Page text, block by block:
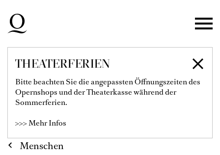
Zur Hauptnavigation springen
Zum Hauptinhalt springen
Zum Footer springen
THEATERFERIEN
Bitte beachten Sie die angepassten Öffnungszeiten des
Opernshops und der Theaterkasse während der
Sommerferien.
>>> Mehr Infos
ISABELLE KAISER
Menschen